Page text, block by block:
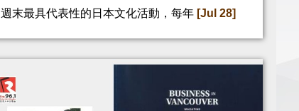
週末最具代表性的日本文化活動，每年 [Jul 28]